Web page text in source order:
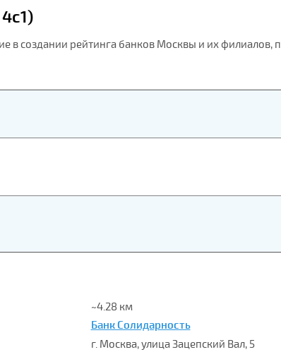
в создании рейтинга банков Москвы и их филиалов,
~4.28 км
Банк Солидарность
г. Москва, улица Зацепский Вал, 5